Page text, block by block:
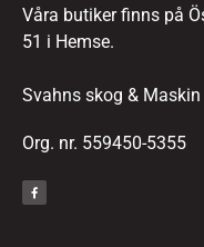
Våra butiker finns på
51 i Hemse.
Svahns skog &
Org. nr. 559450-5355